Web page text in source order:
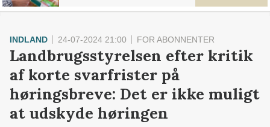
INDLAND 24-07-2024 21:00 FOR ABONNENTER
Landbrugsstyrelsen efter kritik
af korte svarfrister på
høringsbreve: Det er ikke muligt
at udskyde høringen